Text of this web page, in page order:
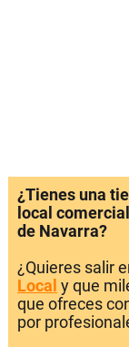
¿Tienes una
local
de Navarra?
¿Quieres salir
Local y que
que ofreces
por